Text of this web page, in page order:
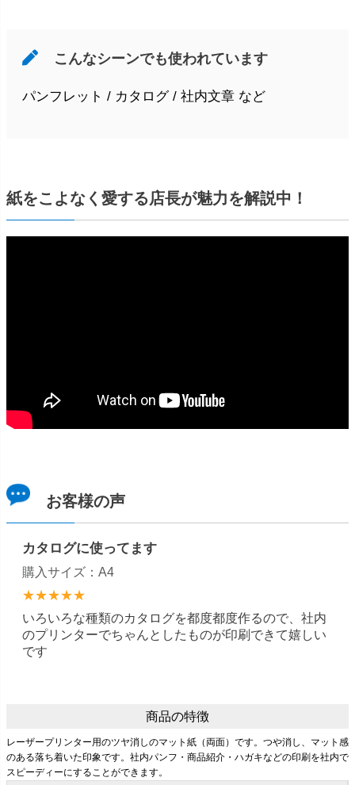
こんなシーンでも使われています
パンフレット / カタログ / 社内文章 など
紙をこよなく愛する店長が魅力を解説中！
お客様の声
カタログに使ってます
購入サイズ：A4
★★★★★
いろいろな種類のカタログを都度都度作るので、社内
のプリンターでちゃんとしたものが印刷できて嬉しい
です
商品の特徴
レーザープリンター用のツヤ消しのマット紙（両面）です。つや消し、マット感
のある落ち着いた印象です。社内パンフ・商品紹介・ハガキなどの印刷を社内で
スピーディーにすることができます。